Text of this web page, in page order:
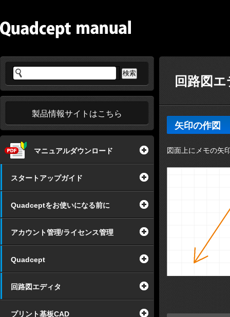
製品情報サイトはこちら
マニュアルダウンロード
スタートアップガイド
Quadceptをお使いになる前に
アカウント管理/ライセンス管理
Quadcept
回路図エディタ
プリント基板CAD
回路図
矢印の作図
図面上にメモの矢